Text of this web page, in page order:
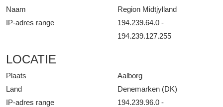
Naam
Region Midtjylland
IP-adres range
194.239.64.0 -
194.239.127.255
LOCATIE
Plaats
Aalborg
Land
Denemarken (DK)
IP-adres range
194.239.96.0 -